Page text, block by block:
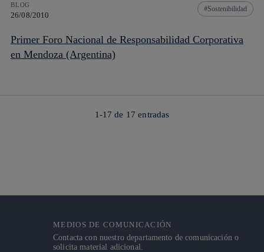
BLOG
26/08/2010
Sostenibilidad
Primer Foro Nacional de Responsabilidad Corporativa
en Mendoza (Argentina)
1-17 de 17 entradas
MEDIOS DE COMUNICACIÓN
Contacta con nuestro departamento de comunicación o
solicita material adicional.